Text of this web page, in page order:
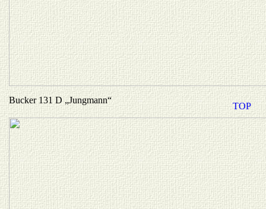
TOP
Bucker 131 D „Jungmann“